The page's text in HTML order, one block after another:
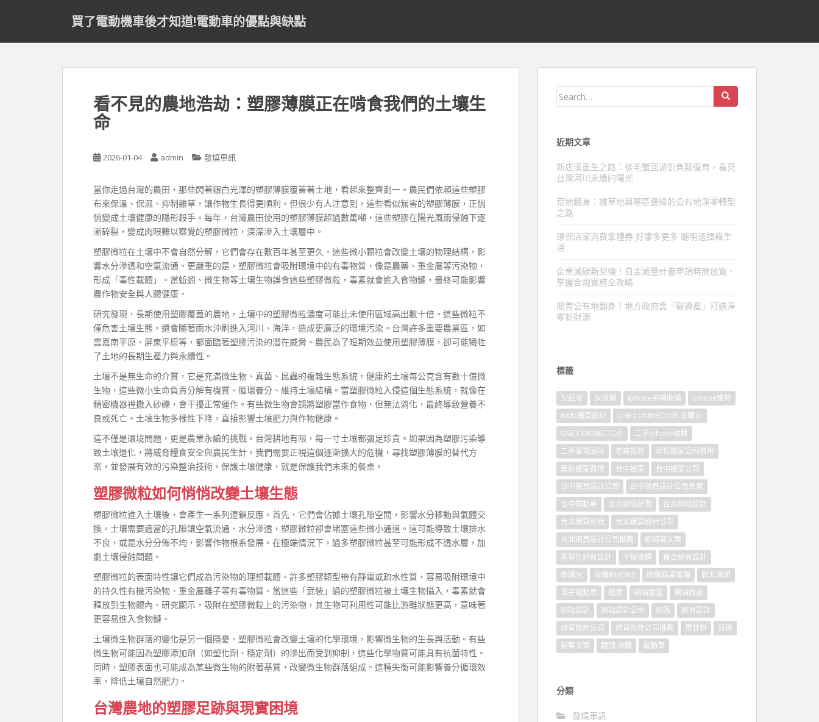
買了電動機車後才知道!電動車的優點與缺點
看不見的農地浩劫：塑膠薄膜正在啃食我們的土壤生
命
2026-01-04 admin 發燒車訊
當你走過台灣的農田，那些閃著銀白光澤的塑膠薄膜覆蓋著土地，看起來整齊劃一。農民們依賴這些塑膠
布來保溫、保濕、抑制雜草，讓作物生長得更順利。但很少有人注意到，這些看似無害的塑膠薄膜，正悄
悄變成土壤健康的隱形殺手。每年，台灣農田使用的塑膠薄膜超過數萬噸，這些塑膠在陽光風雨侵蝕下逐
漸碎裂，變成肉眼難以察覺的塑膠微粒，深深滲入土壤層中。
塑膠微粒在土壤中不會自然分解，它們會存在數百年甚至更久。這些微小顆粒會改變土壤的物理結構，影
響水分滲透和空氣流通。更嚴重的是，塑膠微粒會吸附環境中的有毒物質，像是農藥、重金屬等污染物，
形成「毒性載體」。當蚯蚓、微生物等土壤生物誤食這些塑膠微粒，毒素就會進入食物鏈，最終可能影響
農作物安全與人體健康。
研究發現，長期使用塑膠覆蓋的農地，土壤中的塑膠微粒濃度可能比未使用區域高出數十倍。這些微粒不
僅危害土壤生態，還會隨著雨水沖刷進入河川、海洋，造成更廣泛的環境污染。台灣許多重要農業區，如
雲嘉南平原、屏東平原等，都面臨著塑膠污染的潛在威脅。農民為了短期效益使用塑膠薄膜，卻可能犧牲
了土地的長期生產力與永續性。
土壤不是無生命的介質，它是充滿微生物、真菌、昆蟲的複雜生態系統。健康的土壤每公克含有數十億微
生物，這些微小生命負責分解有機質、循環養分、維持土壤結構。當塑膠微粒入侵這個生態系統，就像在
精密機器裡撒入砂礫，會干擾正常運作。有些微生物會誤將塑膠當作食物，但無法消化，最終導致營養不
良或死亡。土壤生物多樣性下降，直接影響土壤肥力與作物健康。
這不僅是環境問題，更是農業永續的挑戰。台灣耕地有限，每一寸土壤都彌足珍貴。如果因為塑膠污染導
致土壤退化，將威脅糧食安全與農民生計。我們需要正視這個逐漸擴大的危機，尋找塑膠薄膜的替代方
案，並發展有效的污染整治技術。保護土壤健康，就是保護我們未來的餐桌。
塑膠微粒如何悄悄改變土壤生態
塑膠微粒進入土壤後，會產生一系列連鎖反應。首先，它們會佔據土壤孔隙空間，影響水分移動與氣體交
換。土壤需要適當的孔隙讓空氣流通、水分滲透，塑膠微粒卻會堵塞這些微小通道。這可能導致土壤排水
不良，或是水分分佈不均，影響作物根系發展。在極端情況下，過多塑膠微粒甚至可能形成不透水層，加
劇土壤侵蝕問題。
塑膠微粒的表面特性讓它們成為污染物的理想載體。許多塑膠類型帶有靜電或疏水性質，容易吸附環境中
的持久性有機污染物、重金屬離子等有毒物質。當這些「武裝」過的塑膠微粒被土壤生物攝入，毒素就會
釋放到生物體內。研究顯示，吸附在塑膠微粒上的污染物，其生物可利用性可能比游離狀態更高，意味著
更容易進入食物鏈。
土壤微生物群落的變化是另一個隱憂。塑膠微粒會改變土壤的化學環境，影響微生物的生長與活動。有些
微生物可能因為塑膠添加劑（如塑化劑、穩定劑）的滲出而受到抑制，這些化學物質可能具有抗菌特性。
同時，塑膠表面也可能成為某些微生物的附著基質，改變微生物群落組成。這種失衡可能影響養分循環效
率，降低土壤自然肥力。
台灣農地的塑膠足跡與現實困境
Search
近期文章
新店溪重生之路：從毛蟹回游到魚類復育，看見
台灣河川永續的曙光
荒地翻身：雜草地與墓區邊緣的公有地淨零轉型
之路
環保店家消費拿禮券 好康多更多 聰明選擇綠生
活
企業減碳新契機！自主減量計畫申請時間放寬，
掌握合規實務全攻略
閒置公有地翻身！地方政府靠「碳資產」打造淨
零新財源
標籤
3c回收 3c收購 iphone手機收購
iphone維修
RWD網頁設計
USB CONNECTOR.收購3c
USB CONNECTOR
二手iphone收購
二手筆電回收
包裝設計
南投搬家公司費用
南投搬家費用
台中搬家
台中搬家公司
台中網頁設計公司
台中網頁設計公司推薦
台中電動車
台北網站建置
台北網站設計
台北網頁設計
台北網頁設計公司
台北網頁設計公司推薦
如何寫文案
客製化網頁設計
平板收購
後台網頁設計
收購3c
收購IPHONE 收購蘋果電腦
新北清潔
潭子電動車
租車 網站建置
網站改版
網站設計
網站設計公司 網路
網頁設計
網頁設計公司
網頁設計公司推薦 聚甘新
貨運
銷售文案
鏡頭 收購 電動車
分類
發燒車訊